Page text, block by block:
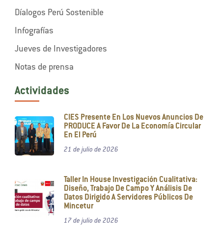
Díalogos Perú Sostenible
Infografías
Jueves de Investigadores
Notas de prensa
Actividades
CIES Presente En Los Nuevos Anuncios De
PRODUCE A Favor De La Economía Circular
En El Perú
21 de julio de 2026
Taller In House Investigación Cualitativa:
Diseño, Trabajo De Campo Y Análisis De
Datos Dirigido A Servidores Públicos De
Mincetur
17 de julio de 2026